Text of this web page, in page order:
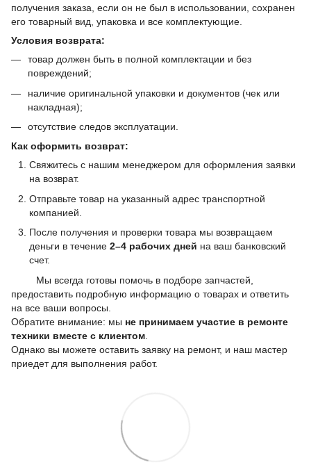
получения заказа, если он не был в использовании, сохранен
его товарный вид, упаковка и все комплектующие.
Условия возврата:
товар должен быть в полной комплектации и без
повреждений;
наличие оригинальной упаковки и документов (чек или
накладная);
отсутствие следов эксплуатации.
Как оформить возврат:
Свяжитесь с нашим менеджером для оформления заявки
на возврат.
Отправьте товар на указанный адрес транспортной
компанией.
После получения и проверки товара мы возвращаем
деньги в течение 2–4 рабочих дней на ваш банковский
счет.
Мы всегда готовы помочь в подборе запчастей,
предоставить подробную информацию о товарах и ответить
на все ваши вопросы.
Обратите внимание: мы не принимаем участие в ремонте
техники вместе с клиентом
Однако вы можете оставить заявку на ремонт, и наш мастер
приедет для выполнения работ.